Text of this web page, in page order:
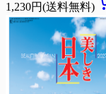
1,230円(送料無料)